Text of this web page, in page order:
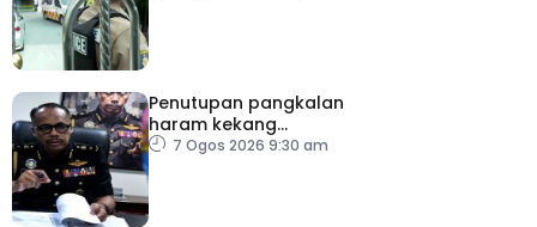
Penutupan pangkalan
haram kekang
penyeludupan di
7 Ogos 2026 9:30 am